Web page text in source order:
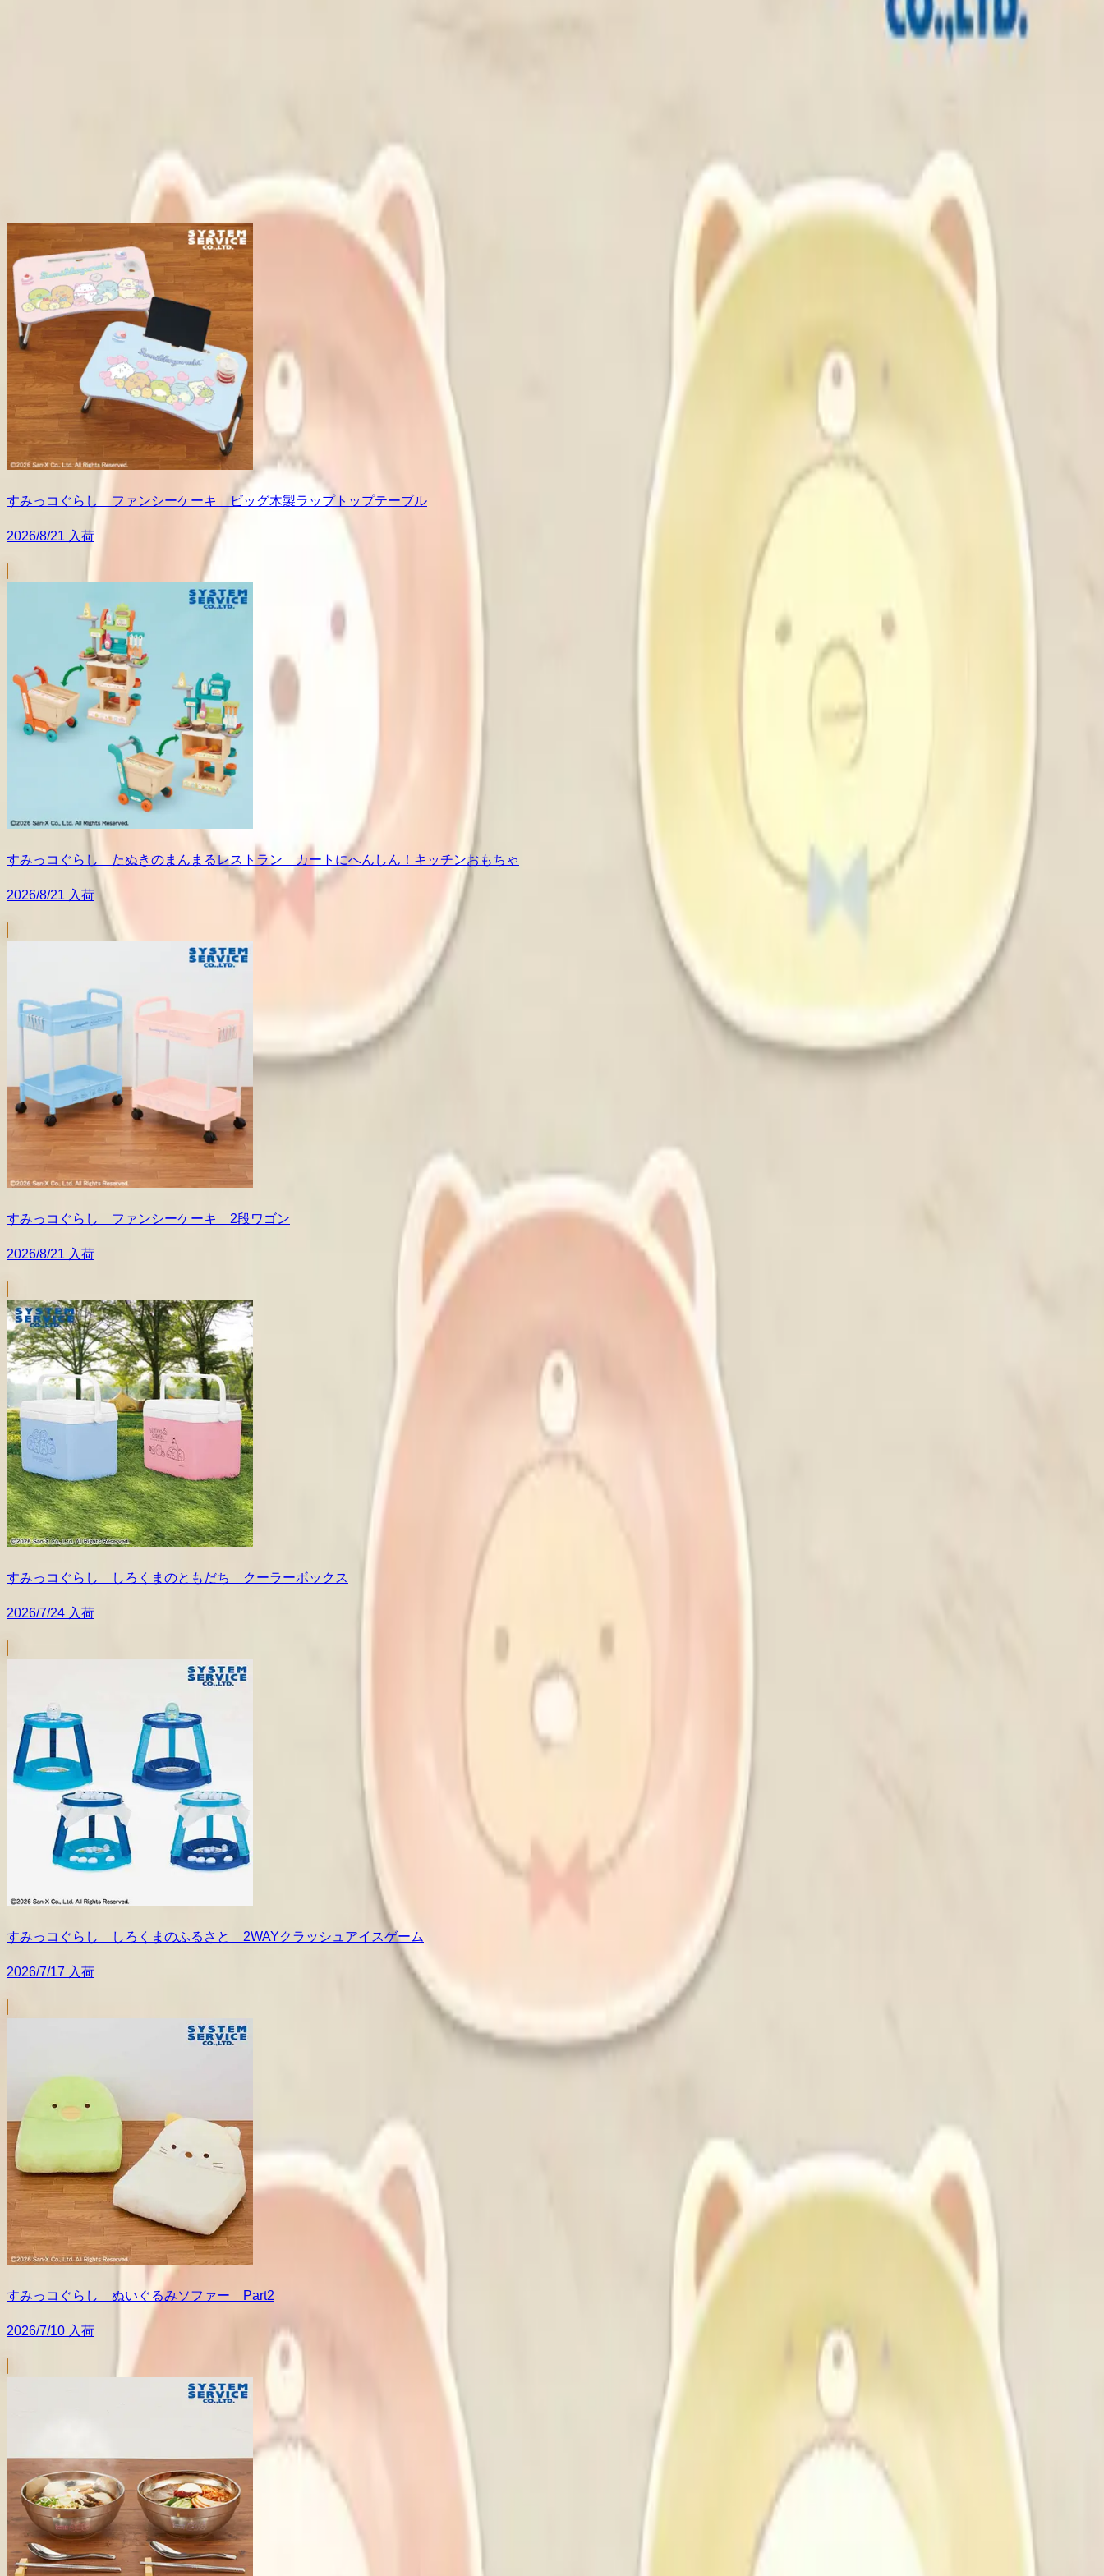
の景品
すみっコぐらし ファンシーケーキ ビッグ木製ラップトップテーブル
2026/8/21 入荷
すみっコぐらし たぬきのまんまるレストラン カートにへんしん！キッチンおもちゃ
2026/8/21 入荷
すみっコぐらし ファンシーケーキ 2段ワゴン
2026/8/21 入荷
すみっコぐらし しろくまのともだち クーラーボックス
2026/7/24 入荷
すみっコぐらし しろくまのふるさと 2WAYクラッシュアイスゲーム
2026/7/17 入荷
すみっコぐらし ぬいぐるみソファー Part2
2026/7/10 入荷